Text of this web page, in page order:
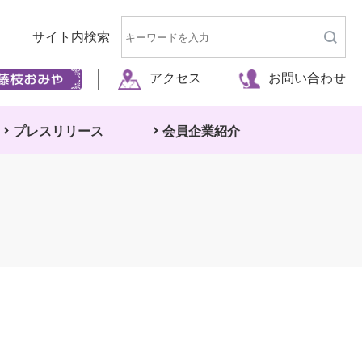
サイト内検索
アクセス お問い合わせ
プレスリリース 会員企業紹介